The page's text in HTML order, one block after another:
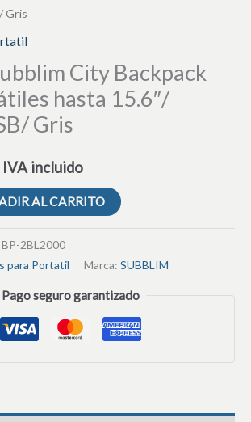
Gris
City Backpack
hasta 15.6″/
Gris
IVA incluido
AL CARRITO
2BL2000
para Portatil Marca: SUBBLIM
Pago seguro garantizado